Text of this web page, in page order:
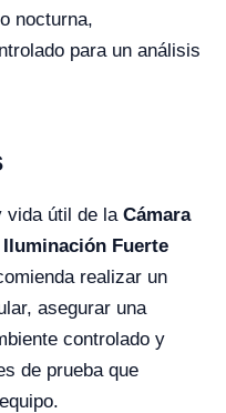
nocturna,
para un análisis
vida útil de la Cámara
Fuerte
realizar un
asegurar una
controlado y
de prueba que